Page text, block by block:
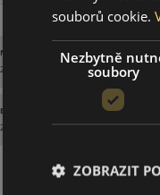
MIFA 7
2024-2026
EDELIVER 5
2024-2025
souborů cookie.
Nezbytně
soubory
ZOBRAZIT